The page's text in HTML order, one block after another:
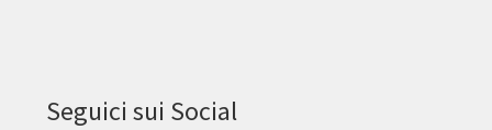
Seguici sui Social